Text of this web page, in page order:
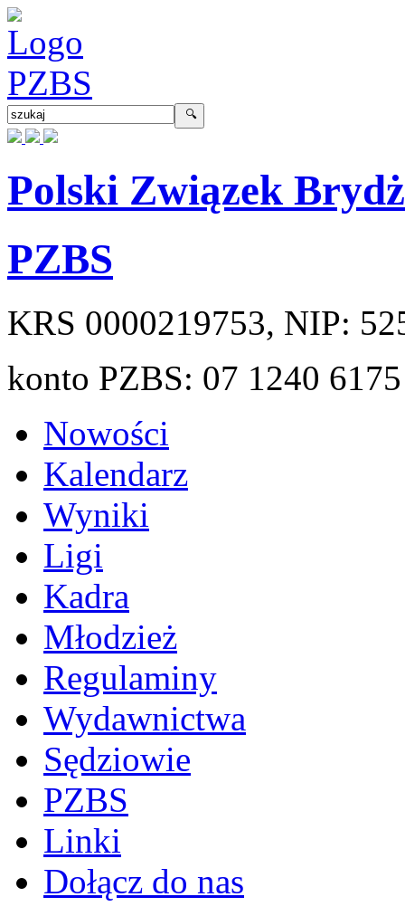
Polski Związek
PZBS
KRS 0000219753, NIP:
konto PZBS: 07 1240
Nowości
Kalendarz
Wyniki
Ligi
Kadra
Młodzież
Regulaminy
Wydawnictwa
Sędziowie
PZBS
Linki
Dołącz do nas